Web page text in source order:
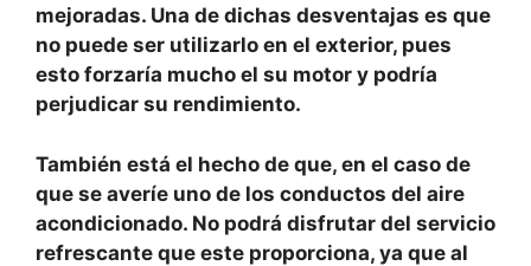
mejoradas. Una de dichas desventajas es que
no puede ser utilizarlo en el exterior, pues
esto forzaría mucho el su motor y podría
perjudicar su rendimiento.
También está el hecho de que, en el caso de
que se averíe uno de los conductos del aire
acondicionado. No podrá disfrutar del servicio
refrescante que este proporciona, ya que al